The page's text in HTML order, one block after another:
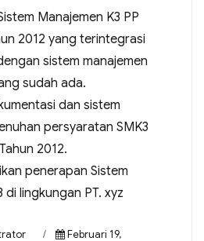
Manajemen K3 PP
2012 yang terintegrasi
sistem manajemen
sudah ada.
dan sistem
persyaratan SMK3
2012.
penerapan Sistem
di lingkungan PT. xyz
Februari 19,